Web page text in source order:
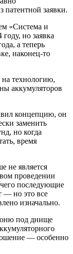
патентной заявки.
«Система и
но заявка
а теперь
наконец-то
технологию,
аккумуляторов
концепцию, он
заменить
но когда
время
не является
проведении
последующие
— но это все
изначально.
под днище
— особенно